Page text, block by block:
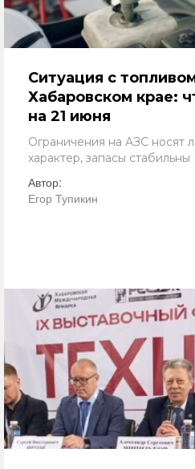
Ситуация с
Хабаровском крае:
на 21 июня
Ограничения на АЗС носят
характер, запасы стабильны
Автор:
Егор Тупикин